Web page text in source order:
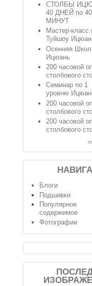
СТОЛБЫ
40 ДНЕЙ по 40
МИНУТ
Мастер-класс
Туйшоу
Осенняя
Ицюань
200 часовой
столбового
Семинар по 1
уровню
200 часовой
столбового
200 часовой
столбового
Блоги
Подшивки
Популярное
содержимое
Фотографии